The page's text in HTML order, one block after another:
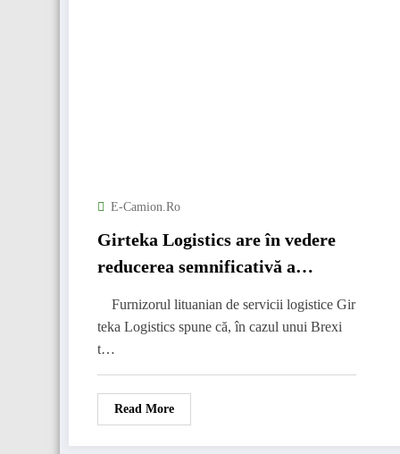
E-Camion.ro
Girteka Logistics are în vedere
reducerea semnificativă a
Furnizorul lituanian de servicii logistice Gir
teka Logistics spune că, în cazul unui Brexi
t…
Read More